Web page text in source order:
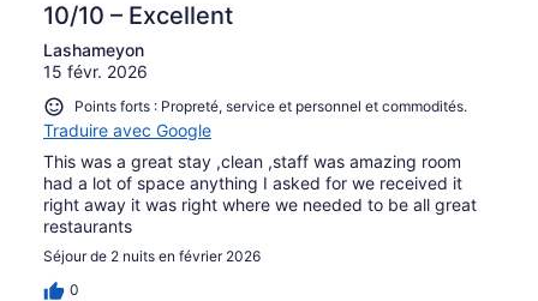
10/10 – Excellent
Lashameyon
15 févr. 2026
Points forts : Propreté, service et personnel et commodités.
Traduire avec Google
This was a great stay ,clean ,staff was amazing room
had a lot of space anything I asked for we received it
right away it was right where we needed to be all great
restaurants
Séjour de 2 nuits en février 2026
0